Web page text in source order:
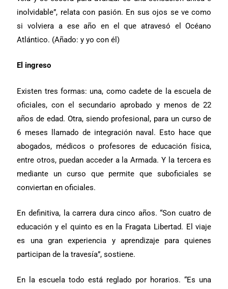
inolvidable”, relata con pasión. En sus ojos se ve como
si volviera a ese año en el que atravesó el Océano
Atlántico. (Añado: y yo con él)
El ingreso
Existen tres formas: una, como cadete de la escuela de
oficiales, con el secundario aprobado y menos de 22
años de edad. Otra, siendo profesional, para un curso de
6 meses llamado de integración naval. Esto hace que
abogados, médicos o profesores de educación física,
entre otros, puedan acceder a la Armada. Y la tercera es
mediante un curso que permite que suboficiales se
conviertan en oficiales.
En definitiva, la carrera dura cinco años. “Son cuatro de
educación y el quinto es en la Fragata Libertad. El viaje
es una gran experiencia y aprendizaje para quienes
participan de la travesía”, sostiene.
En la escuela todo está reglado por horarios. “Es una